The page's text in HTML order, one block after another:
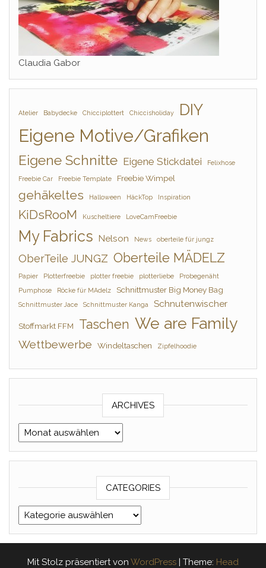
Claudia Gabor
Atelier Babydecke Chicciplottert Chiccisholiday DIY
Eigene Motive/Grafiken
Eigene Schnitte Eigene Stickdatei Felixhose
Freebie Car Freebie Template Freebie Wimpel
gehäkeltes Halloween HäckTop Inspiration
KiDsRooM Kuscheltiere LoveCamFreebie
My Fabrics Nelson News oberteile für jungz
OberTeile JUNGZ Oberteile MÄDELZ
Papier Plotterfreebie plotter freebie plotterliebe
Probegenäht
Pumphose
Röcke für MAdelz Schnittmuster Big Money Bag
Schnittmuster Jace Schnittmuster Kanga Schnutenwischer
Stoffmarkt FFM Taschen We are Family
Wettbewerbe Windeltaschen Zipfelhoodie
ARCHIVES
Archives
CATEGORIES
Categories
Mit Stolz präsentiert von WordPress | Theme: Head